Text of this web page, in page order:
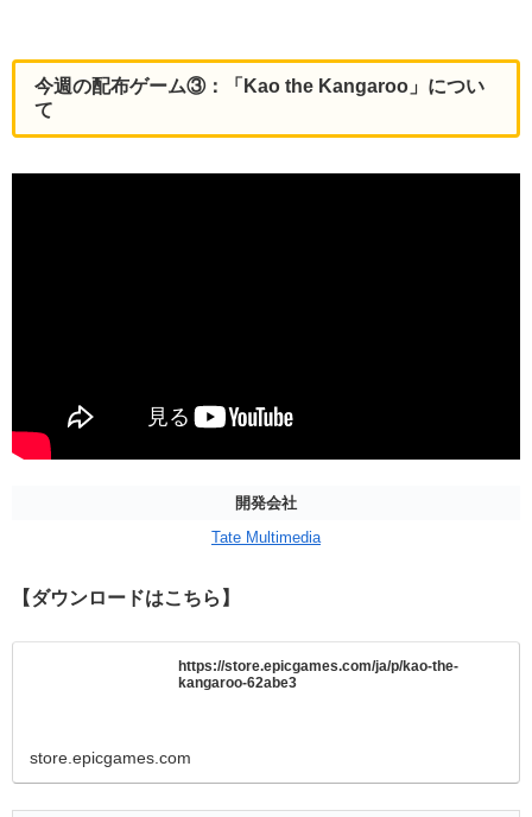
今週の配布ゲーム③：「Kao the Kangaroo」 につい
て
開発会社
Tate Multimedia
【ダウンロードはこちら】
https://store.epicgames.com/ja/p/kao-the-
kangaroo-62abe3
store.epicgames.com